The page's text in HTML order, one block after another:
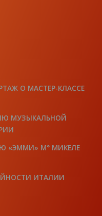
О МАСТЕР-КЛАССЕ
МУЗЫКАЛЬНОЙ
«ЭММИ» М° МИКЕЛЕ
ИТАЛИИ